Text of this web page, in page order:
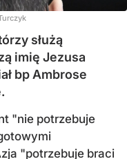
służą
imię Jezusa
bp Ambrose
"nie potrzebuje
"potrzebuje braci